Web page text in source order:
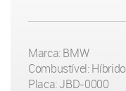
Marca: BMW
Combustível: Híbrido
Placa: JBD-0000